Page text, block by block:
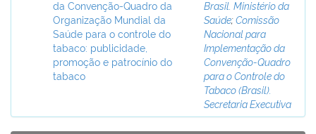
da Convenção-Quadro da
Organização Mundial da
Saúde para o controle do
tabaco: publicidade,
promoção e patrocínio do
tabaco
Brasil. Ministério da
Saúde;Comissão
Nacional para
Implementação da
Convenção-Quadro
para o Controle do
Tabaco (Brasil).
Secretaria Executiva